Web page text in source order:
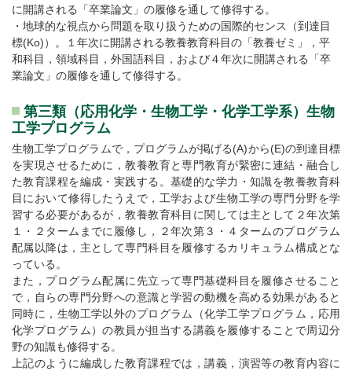
に開講される「卒業論文」の履修を通して修得する。
・地球的な視点から問題を取り扱うための国際的センス（到達目
標(Ko)）。１年次に開講される教養教育科目の「教養ゼミ」，平
和科目，領域科目，外国語科目，および４年次に開講される「卒
業論文」の履修を通して修得する。
第三類（応用化学・生物工学・化学工学系）生物
工学プログラム
生物工学プログラムで，プログラムが掲げる(A)から(E)の到達目標
を実現させるために，教養教育と専門教育が緊密に連結・融合し
た教育課程を編成・実践する。基礎的な学力・知識を教養教育科
目において修得したうえで，工学および生物工学の専門分野を学
習する必要があるが，教養教育科目に関しては主として２年次第
１・２タームまでに履修し，２年次第３・４タームのプログラム
配属以降は，主として専門科目を履修するカリキュラム構成とな
っている。
また，プログラム配属に先立って専門基礎科目を履修させること
で，自らの専門分野への意識と学習の動機を高める効果があると
同時に，生物工学以外のプログラム（化学工学プログラム，応用
化学プログラム）の教員が担当する講義を履修することで周辺分
野の知識も修得する。
上記のように編成した教育課程では，講義，演習等の教育内容に